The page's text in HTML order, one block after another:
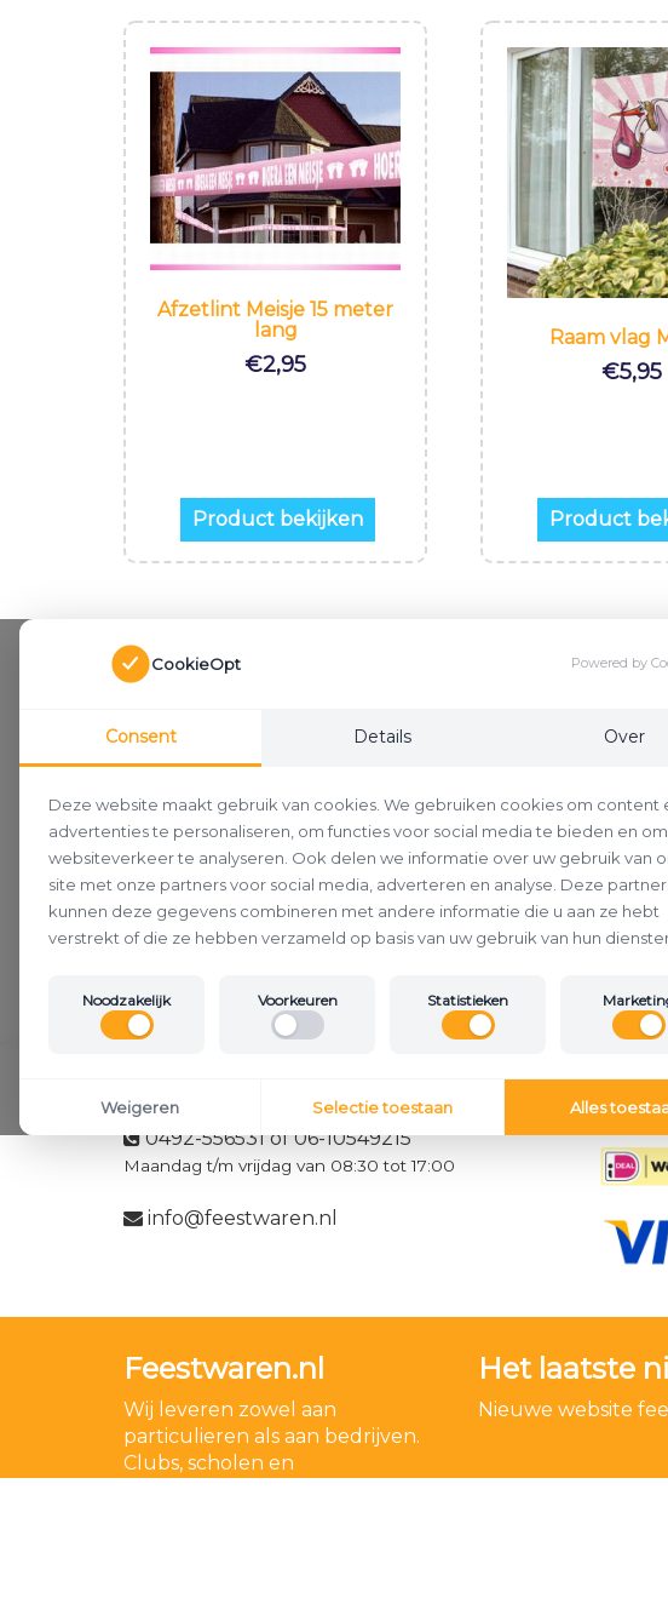
Afzetlint Meisje 15 meter
lang
€2,95
Product bekijken
Raam vlag
€5,95
Product
0492-556531 of 06-10549215
Maandag t/m vrijdag van 08:30 tot 17:00
info@feestwaren.nl
Feestwaren.nl
Wij leveren zowel aan
particulieren als aan bedrijven.
Clubs, scholen en
Het laatste
Nieuwe website
CookieOpt Powered by
Consent Details Over
Deze website maakt gebruik van cookies. We gebruiken cookies om content
advertenties te personaliseren, om functies voor social media te bieden en
websiteverkeer te analyseren. Ook delen we informatie over uw gebruik van
site met onze partners voor social media, adverteren en analyse. Deze
kunnen deze gegevens combineren met andere informatie die u aan ze hebt
verstrekt of die ze hebben verzameld op basis van uw gebruik van hun
Noodzakelijk Voorkeuren Statistieken
Weigeren Selectie toestaan Alles